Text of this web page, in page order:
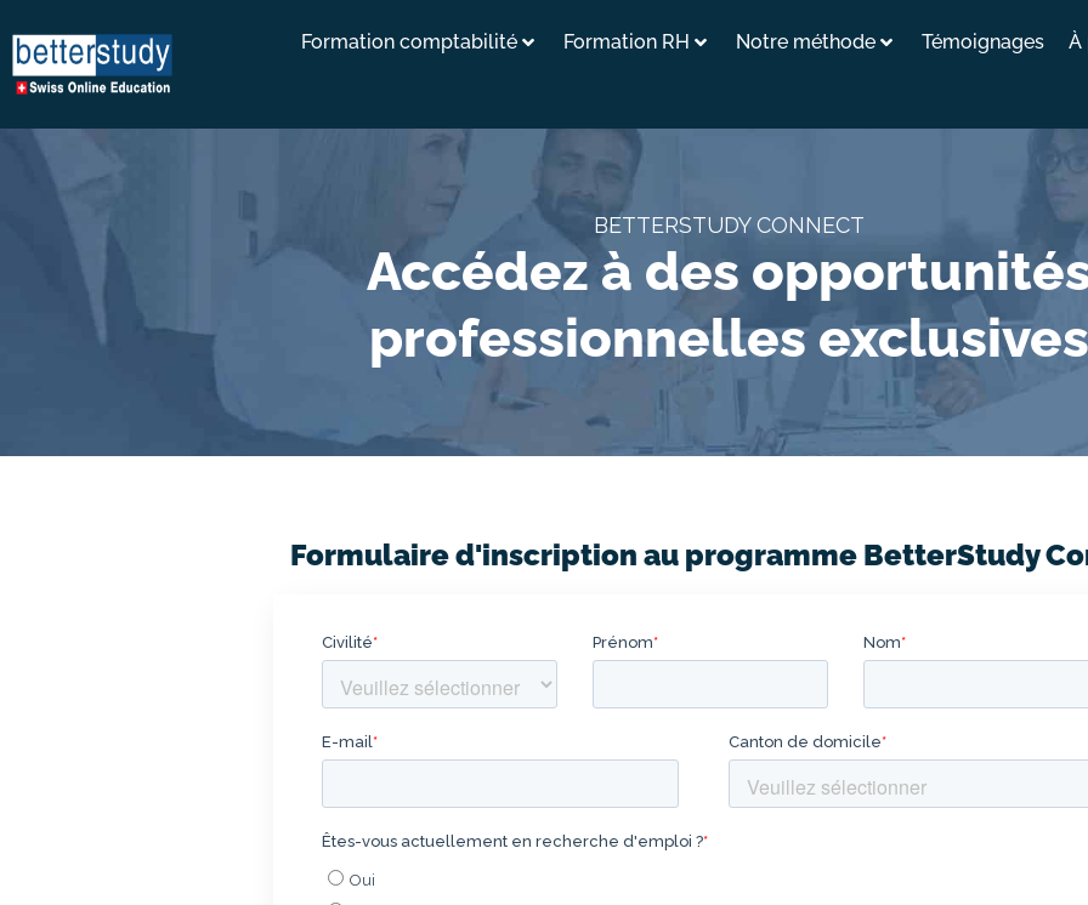
Formation comptabilité Formation RH Notre méthode Témoignages À
BETTERSTUDY CONNECT
Accédez à des
professionnelles exclusives
Formulaire d'inscription au programme BetterStudy